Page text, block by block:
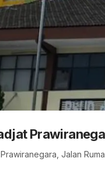
Prawiranegara, Jalan